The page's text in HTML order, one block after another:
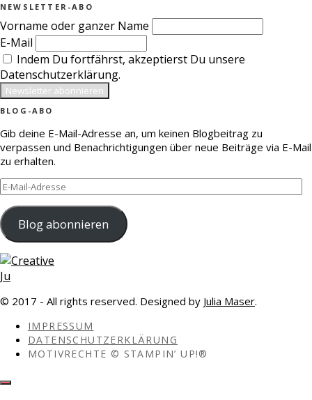
NEWSLETTER-ABO
Vorname oder ganzer Name
E-Mail
Indem Du fortfährst, akzeptierst Du unsere
Datenschutzerklärung.
BLOG-ABO
Gib deine E-Mail-Adresse an, um keinen Blogbeitrag zu
verpassen und Benachrichtigungen über neue Beiträge via E-Mail
zu erhalten.
E-
Mail-
Adresse
Blog abonnieren
© 2017 - All rights reserved. Designed by Julia Maser.
IMPRESSUM
DATENSCHUTZERKLÄRUNG
MOTIVRECHTE © STAMPIN’ UP!®